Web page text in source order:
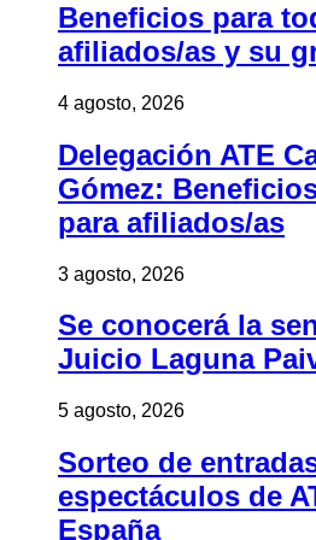
Beneficios para
afiliados/as y su
4 agosto, 2026
Delegación ATE
Gómez:
para afiliados/as
3 agosto, 2026
Se conocerá la
Juicio Laguna
5 agosto, 2026
Sorteo de
espectáculos de
España